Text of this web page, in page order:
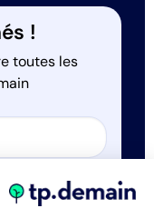
!
toutes les
informations